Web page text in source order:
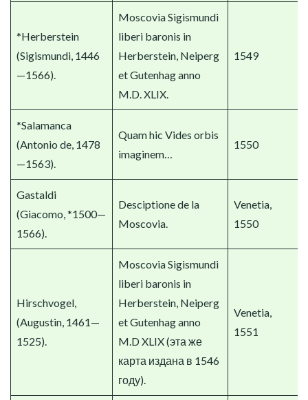
*Herberstein
(Sigismundi, 1446
—1566).
Moscovia Sigismundi
liberi baronis in
Herberstein, Neiperg
et Gutenhag anno
M.D. XLIX.
1549
*Salamanca
(Antonio de, 1478
—1563).
Quam hic Vides orbis
imaginem…
1550
Gastaldi
(Giacomo, *1500—
1566).
Desciptione de la
Moscovia.
Venetia,
1550
Hirschvogel,
(Augustin, 1461—
1525).
Moscovia Sigismundi
liberi baronis in
Herberstein, Neiperg
et Gutenhag anno
M.D XLIX (эта же
карта издана в 1546
году).
Venetia,
1551